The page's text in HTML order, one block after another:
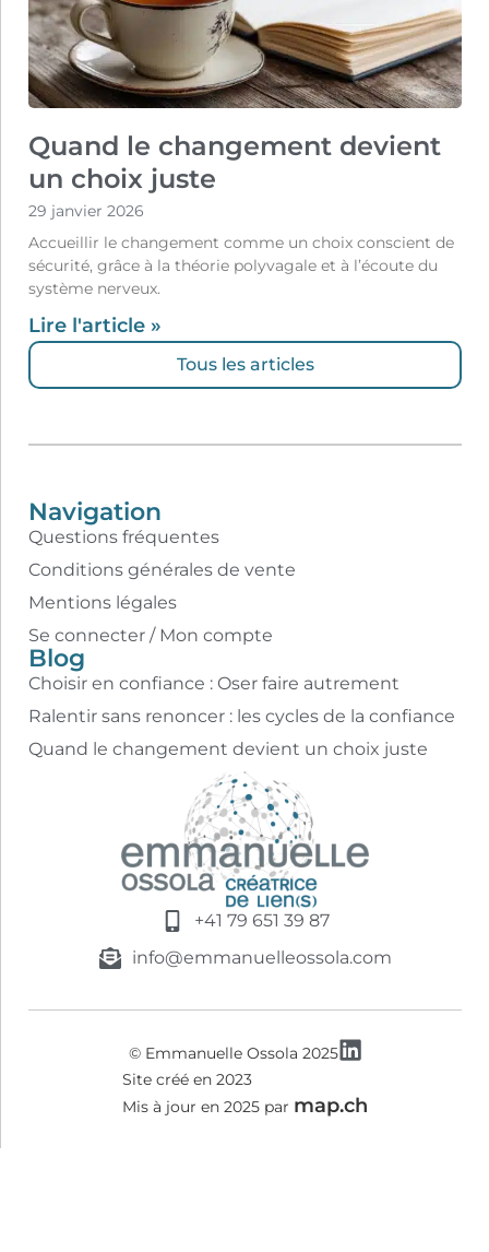
Quand le changement devient
un choix juste
29 janvier 2026
Accueillir le changement comme un choix conscient de
sécurité, grâce à la théorie polyvagale et à l’écoute du
système nerveux.
Lire l'article »
Tous les articles
Navigation
Questions fréquentes
Conditions générales de vente
Mentions légales
Se connecter / Mon compte
Blog
Choisir en confiance : Oser faire autrement
Ralentir sans renoncer : les cycles de la confiance
Quand le changement devient un choix juste
+41 79 651 39 87
info@emmanuelleossola.com
© Emmanuelle Ossola 2025
Site créé en 2023
Mis à jour en 2025 par map.ch